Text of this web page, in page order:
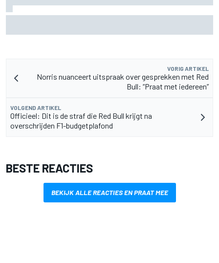
VORIG ARTIKEL
Norris nuanceert uitspraak over gesprekken met Red
Bull: “Praat met iedereen”
VOLGEND ARTIKEL
Officieel: Dit is de straf die Red Bull krijgt na
overschrijden F1-budgetplafond
BESTE REACTIES
BEKIJK ALLE REACTIES EN PRAAT MEE